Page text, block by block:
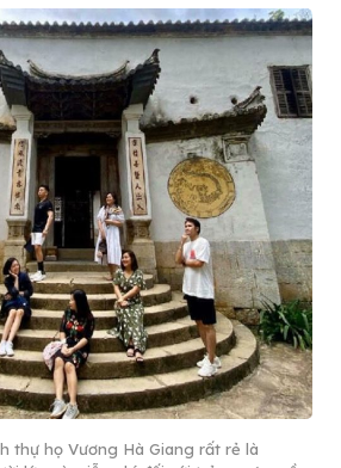
thự họ Vương Hà Giang rất rẻ là